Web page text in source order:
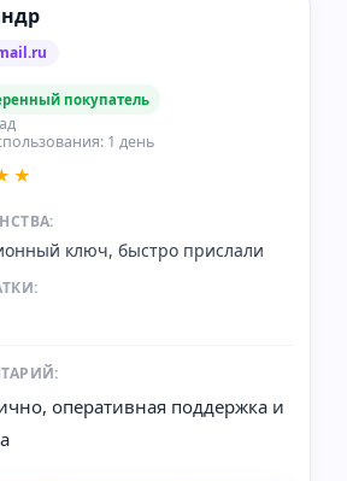
покупатель
1 день
ключ, быстро прислали
оперативная поддержка и